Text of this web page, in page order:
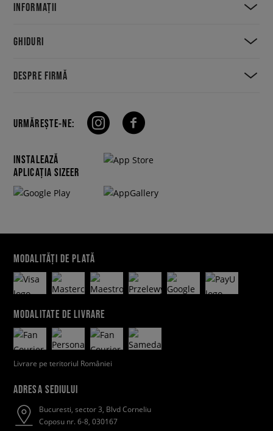
INFORMAȚII
GHIDURI
DESPRE FIRMĂ
URMĂREȘTE-NE:
INSTALEAZĂ
APLICAȚIA SIZEER
MODALITĂȚI DE PLATĂ
MODALITATE DE LIVRARE
Livrare pe teritoriul României
ADRESA SEDIULUI
Bucuresti, sector 3, Blvd Corneliu
Coposu nr. 6-8, 030167